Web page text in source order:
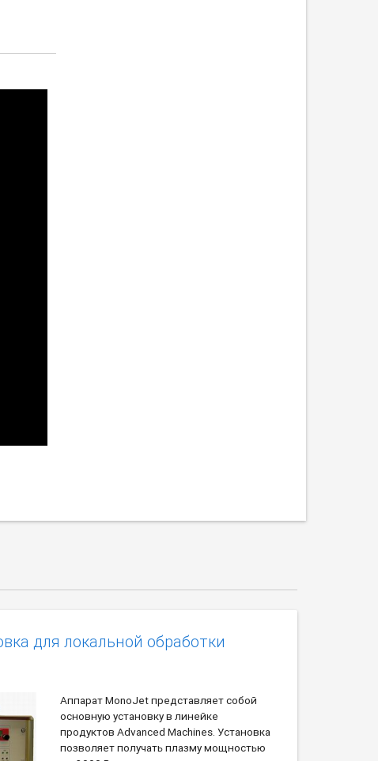
для локальной обработки
Аппарат MonoJet представляет собой
основную установку в линейке
продуктов Advanced Machines. Установка
позволяет получать плазму мощностью